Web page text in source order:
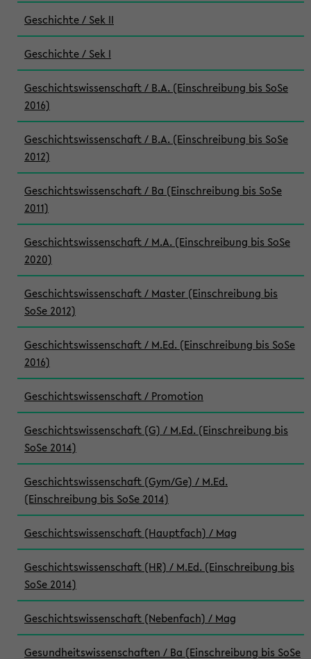
Geschichte / Sek II
Geschichte / Sek I
Geschichtswissenschaft / B.A. (Einschreibung bis SoSe
2016)
Geschichtswissenschaft / B.A. (Einschreibung bis SoSe
2012)
Geschichtswissenschaft / Ba (Einschreibung bis SoSe
2011)
Geschichtswissenschaft / M.A. (Einschreibung bis SoSe
2020)
Geschichtswissenschaft / Master (Einschreibung bis
SoSe 2012)
Geschichtswissenschaft / M.Ed. (Einschreibung bis SoSe
2016)
Geschichtswissenschaft / Promotion
Geschichtswissenschaft (G) / M.Ed. (Einschreibung bis
SoSe 2014)
Geschichtswissenschaft (Gym/Ge) / M.Ed.
(Einschreibung bis SoSe 2014)
Geschichtswissenschaft (Hauptfach) / Mag
Geschichtswissenschaft (HR) / M.Ed. (Einschreibung bis
SoSe 2014)
Geschichtswissenschaft (Nebenfach) / Mag
Gesundheitswissenschaften / Ba (Einschreibung bis SoSe